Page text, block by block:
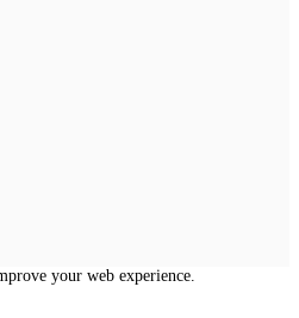
your web experience.